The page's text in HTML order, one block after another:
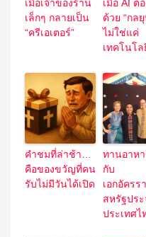
เมื่อเจ้าของร้าน
เล็กๆ กลายเป็น
“ครีเอเตอร์”
เมื่อ AI ต้
ด้วย “กล
ไม่ใช่แค่
เทคโนโล
คำชมที่ล่าช้า…
คือของขวัญที่คน
รับไม่มีวันได้เปิด
ทานอาหา
กับ
เอกอัครร
สหรัฐประ
ประเทศไ